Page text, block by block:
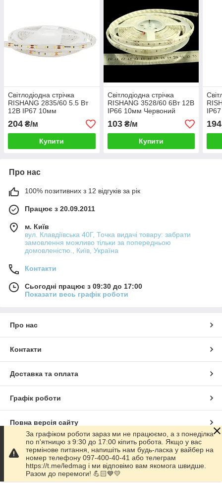
Світлодіодна стрічка
RISHANG 2835/60 5.5 Вт
12В IP67 10мм
Нейтральний білий 3500-
5900К
204 ₴/м
Купити
Світлодіодна стрічка
RISHANG 3528/60 6Вт 12В
IP66 10мм Червоний
103₴/м
Купити
194
Про нас
100% позитивних з 12 відгуків за рік
Працює з 20.09.2011
м. Київ
вул. Клавдіївська 40Г, Точка видачі товару: забрати
замовлення можливо тільки за попередньою
домовленістю., Київ, Україна
Контакти
Сьогодні працює з 09:30 до 17:00
Показати весь графік роботи
Про нас
Контакти
Доставка та оплата
Графік роботи
Повна версія сайту
Сайт створено на маркетплейсіProm.ua
Політика конфіденційності
За графіком роботи зараз ми не працюємо, а з понеділка
по п'ятницю з 9:30 до 17:00 кіпить робота. Якщо у вас
термінове питання, напишіть нам будь-ласка у вайбер на
номер телефону 097-400-40-41 або телеграм
https://t.me/ledmag і ми відповімо вам якомога швидше.
Разом до перемоги! 💪🏻💙💛